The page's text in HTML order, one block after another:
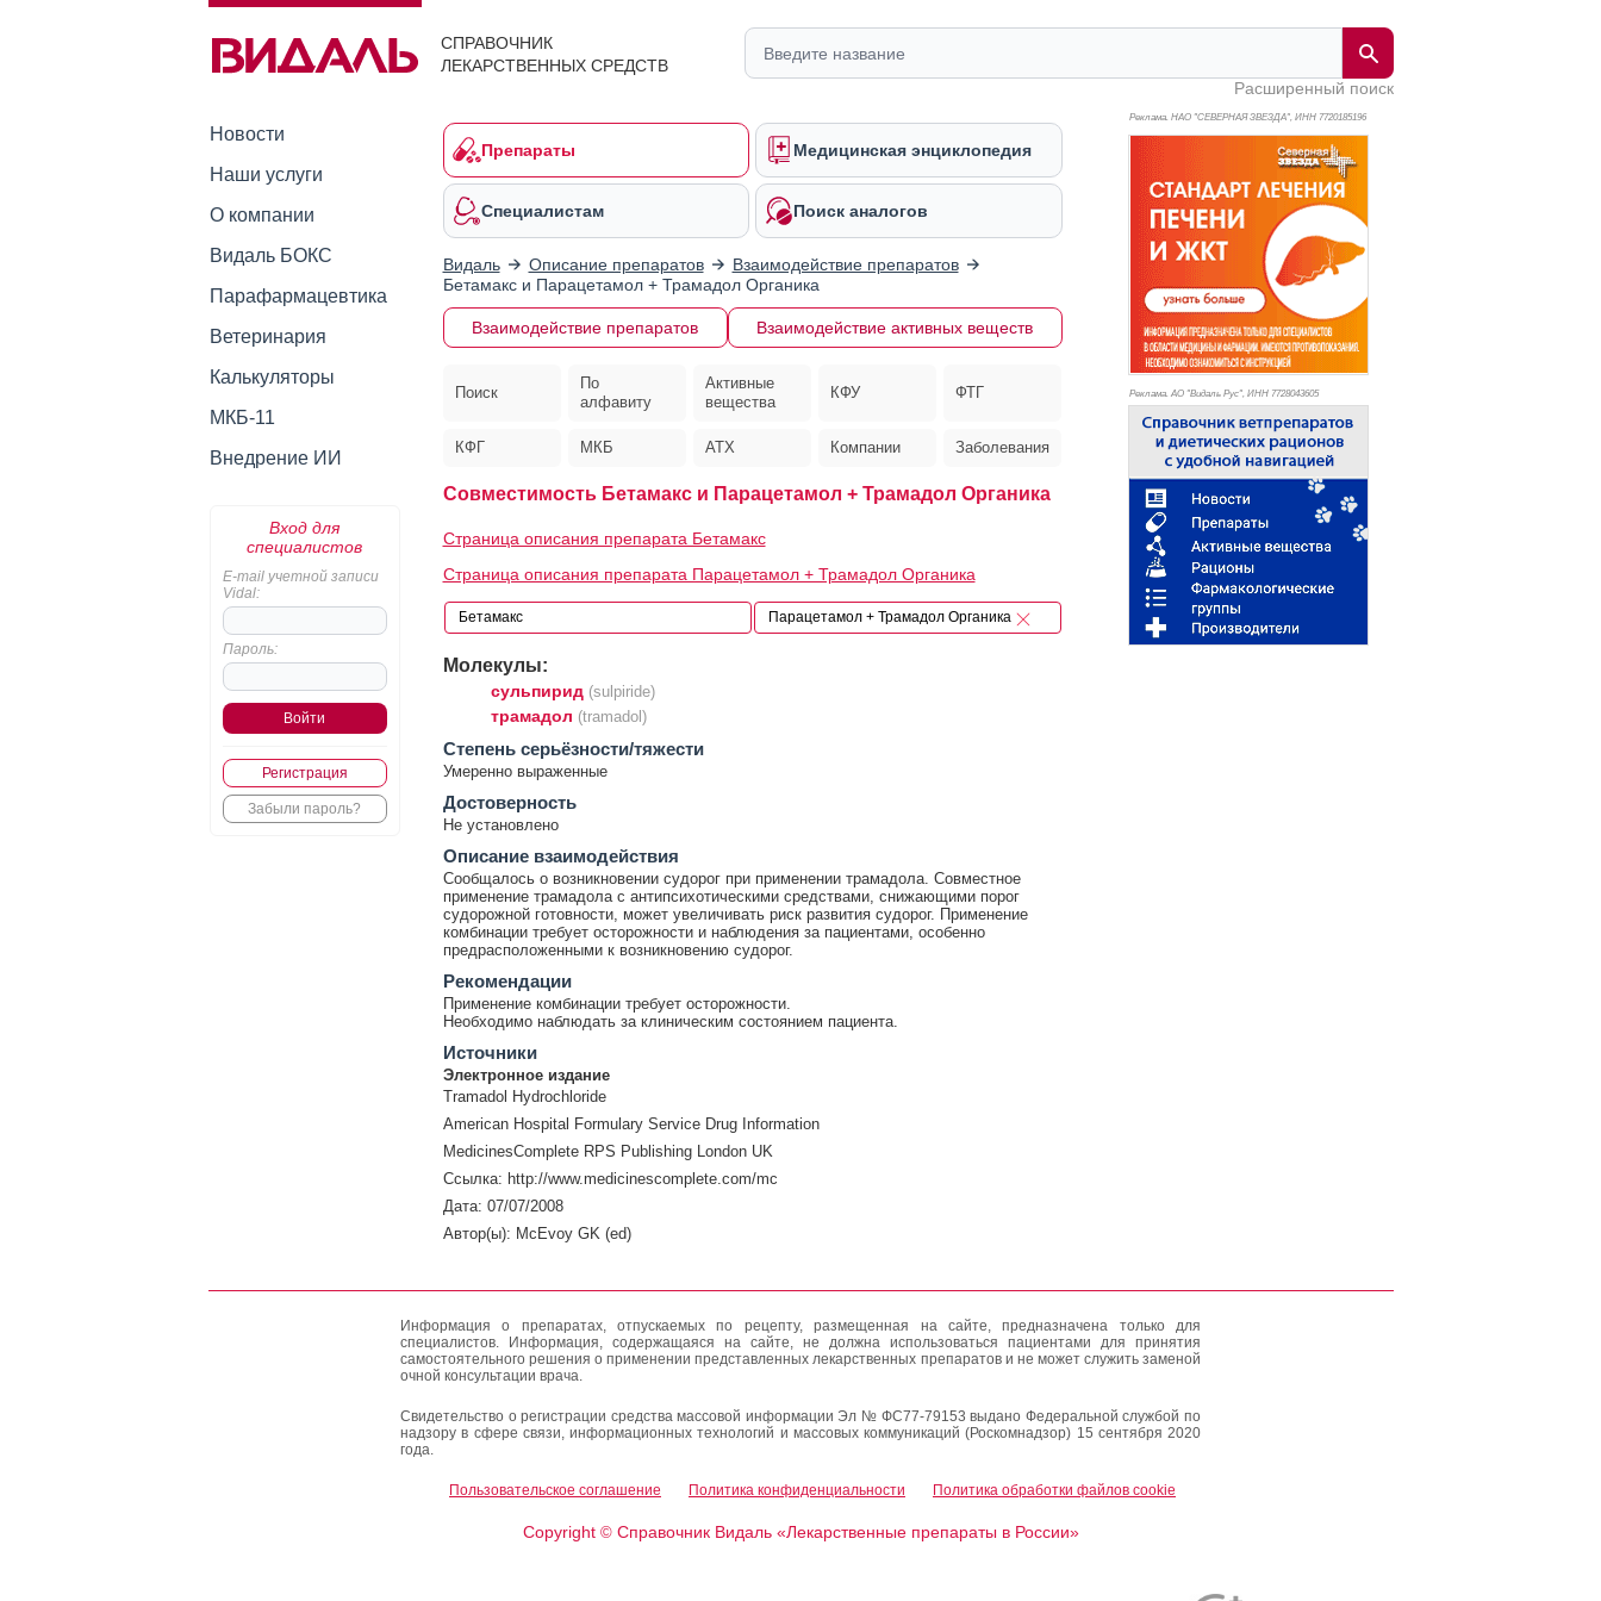
СПРАВОЧНИК
ЛЕКАРСТВЕННЫХ СРЕДСТВ
Расширенный поиск
Новости
Наши услуги
О компании
Видаль БОКС
Парафармацевтика
Ветеринария
Калькуляторы
МКБ-11
Внедрение ИИ
Вход для
специалистов
E-mail учетной записи
Vidal:
Пароль:
Регистрация
Забыли пароль?
Препараты Медицинская энциклопедия
Специалистам Поиск аналогов
Видаль Описание препаратов
Взаимодействие препаратов
Бетамакс и Парацетамол + Трамадол Органика
Взаимодействие препаратов Взаимодействие активных веществ
Поиск
По
алфавиту
Активные
вещества
КФУ ФТГ
КФГ МКБ АТХ Компании Заболевания
Совместимость Бетамакс и Парацетамол + Трамадол Органика
Страница описания препарата Бетамакс
Страница описания препарата Парацетамол + Трамадол Органика
Молекулы:
сульпирид (sulpiride)
трамадол (tramadol)
Cтепень серьёзности/тяжести
Умеренно выраженные
Достоверность
Не установлено
Описание взаимодействия
Сообщалось о возникновении судорог при применении трамадола. Совместное
применение трамадола с антипсихотическими средствами, снижающими порог
судорожной готовности, может увеличивать риск развития судорог. Применение
комбинации требует осторожности и наблюдения за пациентами, особенно
предрасположенными к возникновению судорог.
Рекомендации
Применение комбинации требует осторожности.
Необходимо наблюдать за клиническим состоянием пациента.
Источники
Электронное издание
Tramadol Hydrochloride
American Hospital Formulary Service Drug Information
MedicinesComplete RPS Publishing London UK
Ссылка: http://www.medicinescomplete.com/mc
Дата: 07/07/2008
Автор(ы): McEvoy GK (ed)
Реклама. НАО "СЕВЕРНАЯ ЗВЕЗДА", ИНН 7720185196
Реклама. АО "Видаль Рус", ИНН 7728043605
Информация о препаратах, отпускаемых по рецепту, размещенная на сайте, предназначена только для
специалистов. Информация, содержащаяся на сайте, не должна использоваться пациентами для принятия
самостоятельного решения о применении представленных лекарственных препаратов и не может служить заменой
очной консультации врача.
Свидетельство о регистрации средства массовой информации Эл № ФС77-79153 выдано Федеральной службой по
надзору в сфере связи, информационных технологий и массовых коммуникаций (Роскомнадзор) 15 сентября 2020
года.
Пользовательское соглашение Политика конфиденциальности Политика обработки файлов cookie
Copyright ©Справочник Видаль «Лекарственные препараты в России»